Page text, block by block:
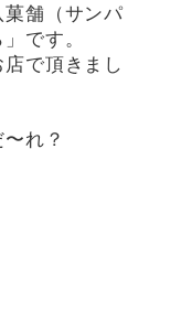
菓舗（サンパ
です。
で頂きまし
れ？